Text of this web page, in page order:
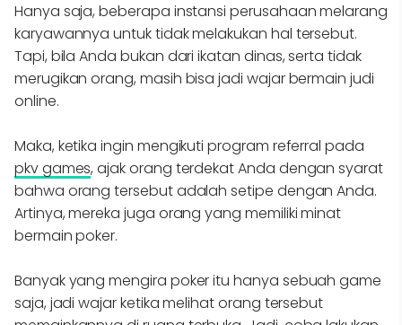
Hanya saja, beberapa instansi perusahaan melarang
karyawannya untuk tidak melakukan hal tersebut.
Tapi, bila Anda bukan dari ikatan dinas, serta tidak
merugikan orang, masih bisa jadi wajar bermain judi
online.
Maka, ketika ingin mengikuti program referral pada
pkv games, ajak orang terdekat Anda dengan syarat
bahwa orang tersebut adalah setipe dengan Anda.
Artinya, mereka juga orang yang memiliki minat
bermain poker.
Banyak yang mengira poker itu hanya sebuah game
saja, jadi wajar ketika melihat orang tersebut